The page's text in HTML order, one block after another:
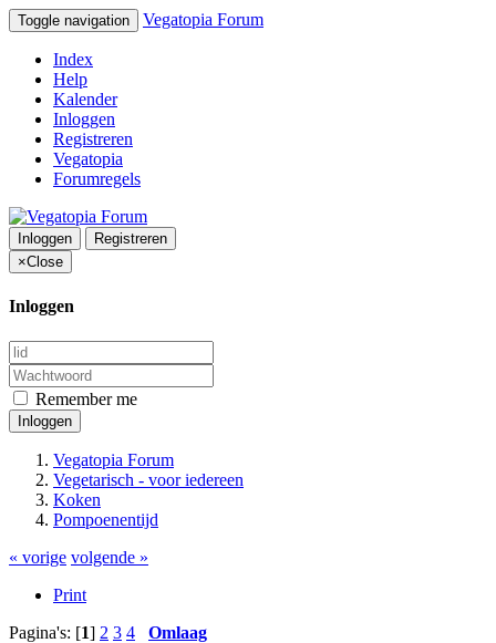
Toggle navigation Vegatopia Forum
Index
Help
Kalender
Inloggen
Registreren
Vegatopia
Forumregels
Inloggen
Registreren
×Close
Inloggen
Remember me
Inloggen
Vegatopia Forum
Vegetarisch - voor iedereen
Koken
Pompoenentijd
« vorige volgende »
Print
Pagina's: [1] 2 3 4 Omlaag